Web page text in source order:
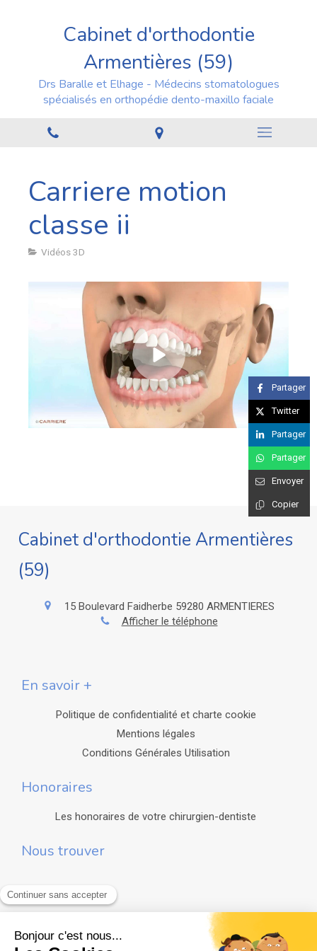
Cabinet d'orthodontie
Armentières (59)
Drs Baralle et Elhage - Médecins stomatologues
spécialisés en orthopédie dento-maxillo faciale
Carriere motion
classe ii
Vidéos 3D
Partager
Twitter
Partager
Partager
Envoyer
Copier
Cabinet d'orthodontie Armentières
(59)
15 Boulevard Faidherbe 59280 ARMENTIERES
Afficher le téléphone
En savoir +
Politique de confidentialité et charte cookie
Mentions légales
Conditions Générales Utilisation
Honoraires
Les honoraires de votre chirurgien-dentiste
Nous trouver